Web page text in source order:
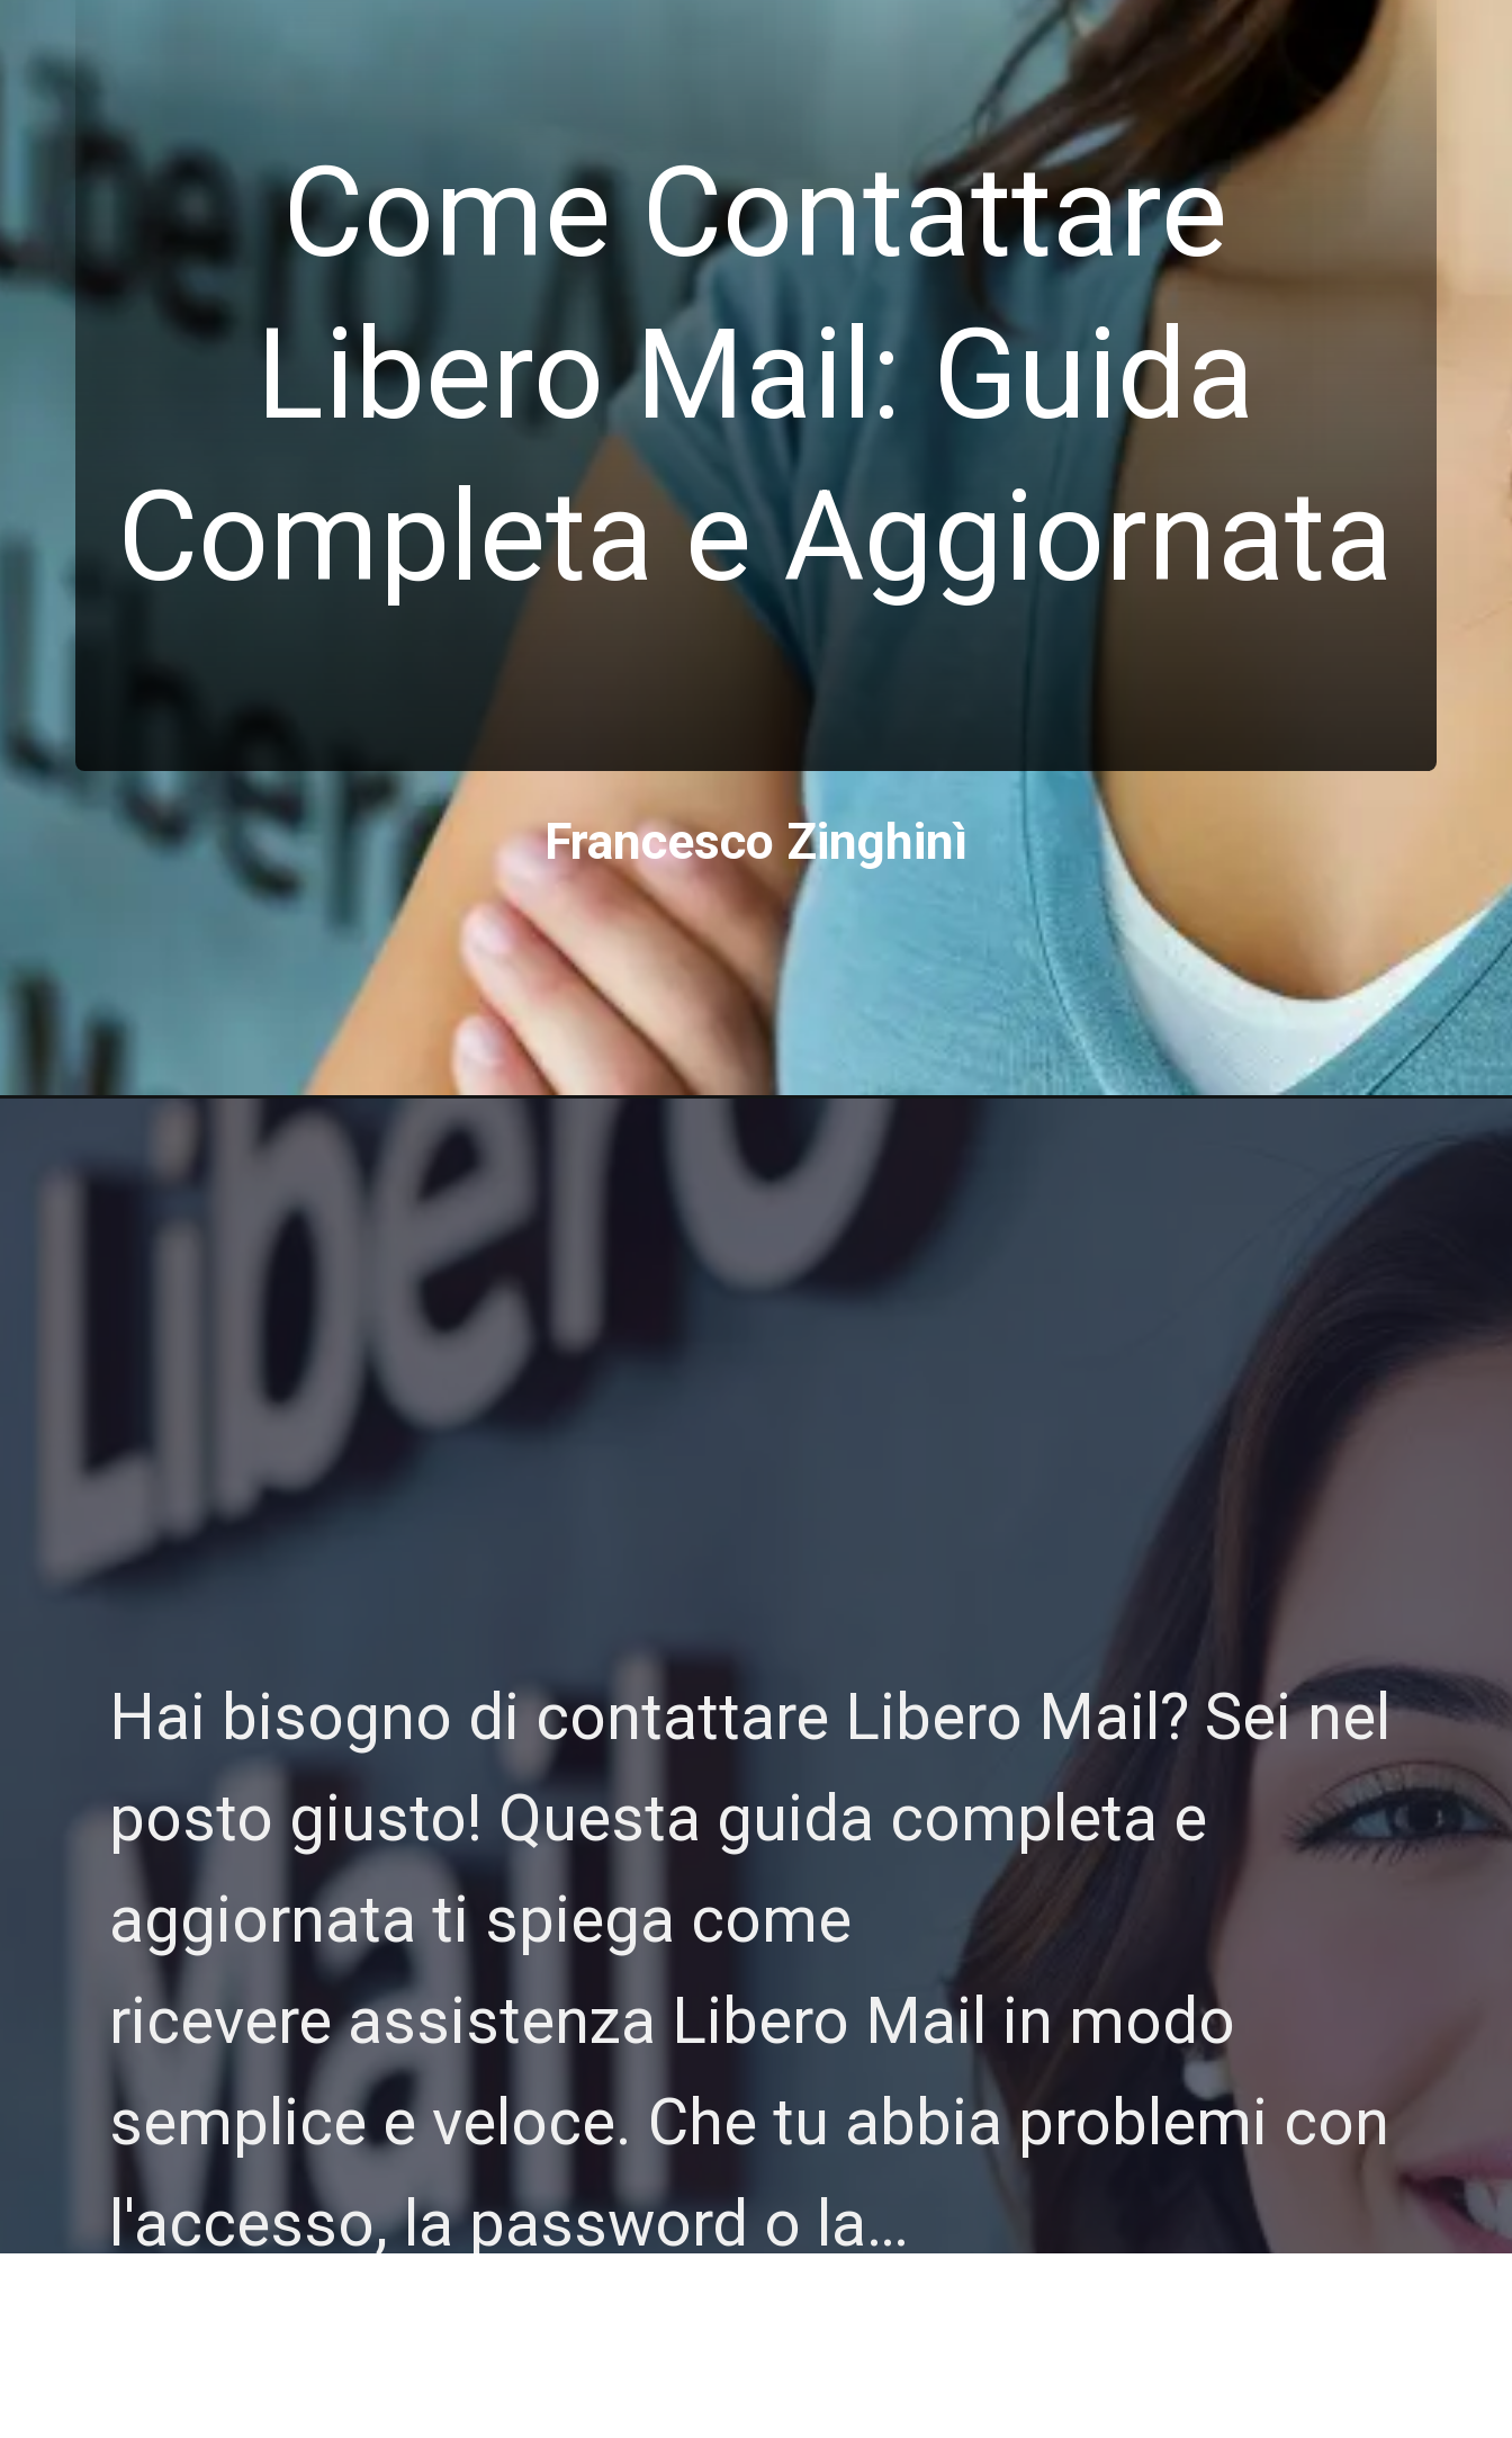
Come Contattare
Libero Mail: Guida
Completa e Aggiornata
Francesco Zinghinì
Hai bisogno di contattare Libero Mail? Sei nel
posto giusto! Questa guida completa e
aggiornata ti spiega come
ricevere assistenza Libero Mail in modo
semplice e veloce. Che tu abbia problemi con
l'accesso, la password o la…